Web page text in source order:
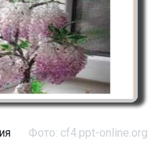
Фото: cf4.ppt-online.org